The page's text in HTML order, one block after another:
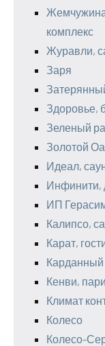
комплекс
Журавли,
Заря
Здоровье,
Зеленый
Золотой
Идеал,
Инфинити,
ИП
Калипсо,
Карат,
Карданный
Кенви,
Климат
Колесо
Колесо-